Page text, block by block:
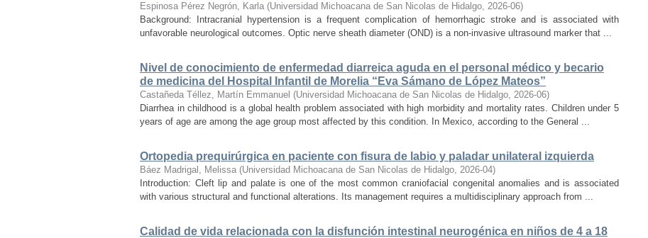
Espinosa Pérez Negrón, Karla (Universidad Michoacana de San Nicolas de Hidalgo, 2026-06)
Background: Intracranial hypertension is a frequent complication of hemorrhagic stroke and is associated with
unfavorable neurological outcomes. Optic nerve sheath diameter (OND) is a non-invasive ultrasound marker that ...
Nivel de conocimiento de enfermedad diarreica aguda en el personal médico y becario
de medicina del Hospital Infantil de Morelia “Eva Sámano de López Mateos”
Castañeda Téllez, Martín Emmanuel (Universidad Michoacana de San Nicolas de Hidalgo, 2026-06)
Diarrhea in childhood is a global health problem associated with high morbidity and mortality rates. Children under 5
years of age are among the age group most affected by this condition. In Mexico, according to the General ...
Ortopedia prequirúrgica en paciente con fisura de labio y paladar unilateral izquierda
Báez Madrigal, Melissa (Universidad Michoacana de San Nicolas de Hidalgo, 2026-04)
Introduction: Cleft lip and palate is one of the most common craniofacial congenital anomalies and is associated
with various structural and functional alterations. Its management requires a multidisciplinary approach from ...
Calidad de vida relacionada con la disfunción intestinal neurogénica en niños de 4 a 18